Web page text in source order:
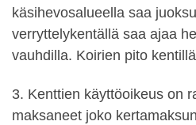
käsihevosalueella saa
verryttelykentällä saa ajaa
vauhdilla. Koirien pito
3. Kenttien käyttöoikeus on
maksaneet joko